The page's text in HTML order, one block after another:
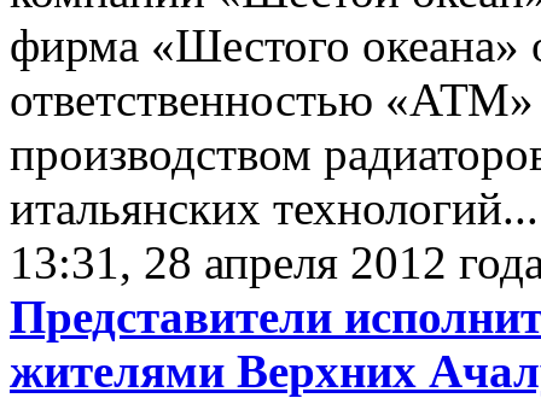
фирма «Шестого океана»
ответственностью
производством
итальянских технологий...
13:31, 28 апреля 2012
Представители
жителями Верхних